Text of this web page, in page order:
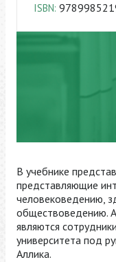
ISBN:
В учебнике
представляющие
человековедению,
обществоведению.
являются
университета под
Аллика.